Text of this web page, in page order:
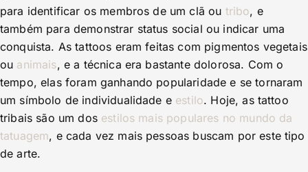
para identificar os membros de um clã ou tribo, e
também para demonstrar status social ou indicar uma
conquista. As tattoos eram feitas com pigmentos vegetais
ou animais, e a técnica era bastante dolorosa. Com o
tempo, elas foram ganhando popularidade e se tornaram
um símbolo de individualidade e estilo. Hoje, as tattoo
tribais são um dos estilos mais populares no mundo da
tatuagem, e cada vez mais pessoas buscam por este tipo
de arte.